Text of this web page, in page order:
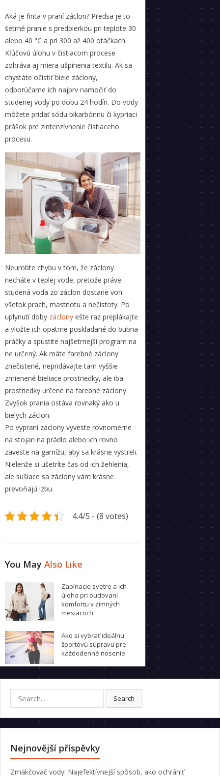
Aká je finta v praní záclon? Predsa je to
šetrné pranie s predpierkou pri teplote 30
alebo 40 °C a pri 300 až 400 otáčkach.
Kľúčovú úlohu v čistiacom procese
zohráva aj miera ušpinenia textilu. Ak sa
chystáte očistiť biele záclony,
odporúčame ich najprv namočiť do
studenej vody po dobu 24 hodín. Do vody
môžete pridať sódu bikarbónnu či kypriaci
prášok pre zintenzívnenie čistiaceho
procesu.
Neurobte chybu v tom, že záclony
necháte v teplej vode, pretože práve
studená voda zo záclon dostane von
všetok prach, mastnotu a nečistoty. Po
uplynutí doby záclony ešte raz preplákajte
a vložte ich opatrne poskladané do bubna
práčky a spustite najšetrnejší program na
ne určený. Ak máte farebné záclony
znečistené, nepridávajte tam vyššie
zmienené bieliace prostriedky, ale iba
prostriedky určené na farebné záclony.
Zvyšok prania ostáva rovnaký ako u
bielych záclon.
Po vypraní záclony vyveste rovnomerne
na stojan na prádlo alebo ich rovno
zaveste na garnížu, aby sa krásne vystreli.
Nielenže si ušetríte čas od ich žehlenia,
ale sušiace sa záclony vám krásne
prevoňajú izbu.
4.4/5 - (8 votes)
You May Also Like
Zapínacie svetre a ich
úloha pri budovaní
komfortu v zimných
mesiacoch
Ako si vybrať ideálnu
športovú súpravu pre
každodenné nosenie
for:
Search
Nejnovější příspěvky
Zmäkčovač vody: Najefektívnejší spôsob, ako ochrániť